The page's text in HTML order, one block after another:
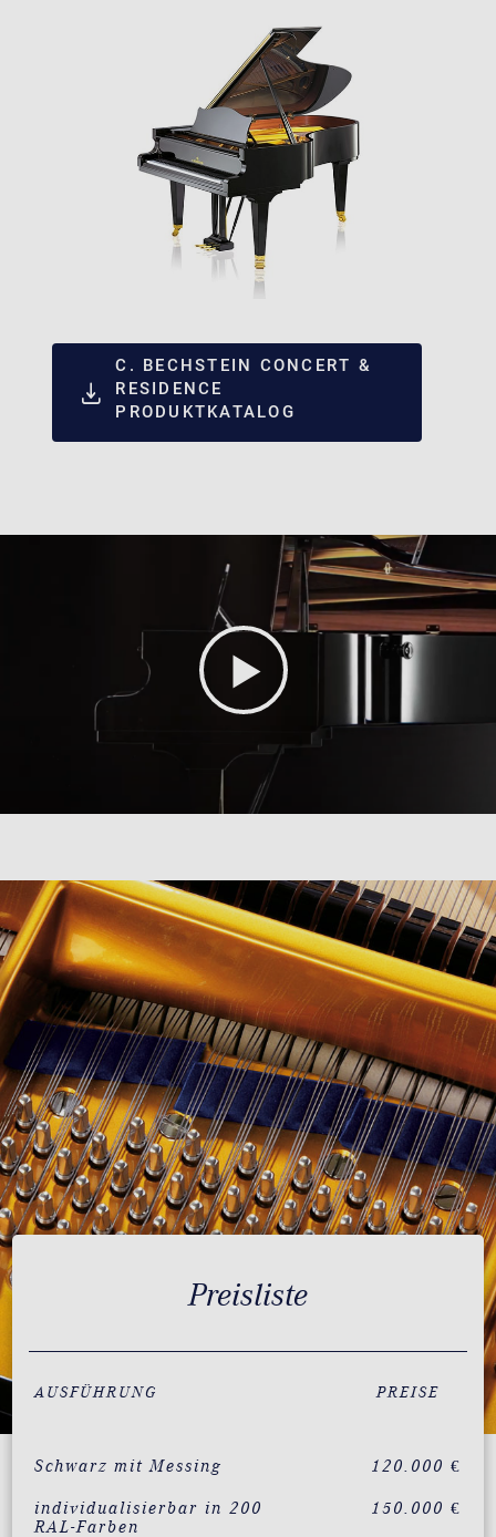
C. BECHSTEIN CONCERT &
RESIDENCE
PRODUKTKATALOG
Preisliste
AUSFÜHRUNG PREISE
Schwarz mit Messing 120.000 €
individualisierbar in 200
RAL-Farben
150.000 €